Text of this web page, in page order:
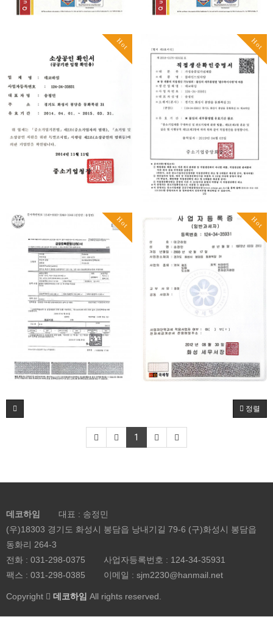
Hot Hot
Hot Hot
정렬
1
데코하임
대표 : 송정민
(우)18303 경기도 화성시 봉담읍 낭내기길 79-6 (구)화성시 봉담읍
동화리 264-3
전화 : 031-298-0375 사업자등록번호 : 124-34-35931
팩스 : 031-298-0385
이메일 : sjm2230@hanmail.net
Copyright 데코하임 All rights reserved.